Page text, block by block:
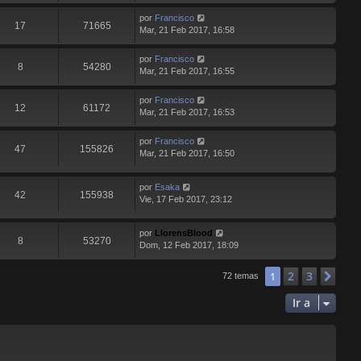
17 71665
por Francisco
Mar, 21 Feb 2017, 16:58
8 54280
por Francisco
Mar, 21 Feb 2017, 16:55
12 61172
por Francisco
Mar, 21 Feb 2017, 16:53
47 155826
por Francisco
Mar, 21 Feb 2017, 16:50
42 155938
por Esaka
Vie, 17 Feb 2017, 23:12
8 53270
por
LlorensBlood
Dom, 12 Feb 2017, 18:09
72 temas 1 2 3
Ir a